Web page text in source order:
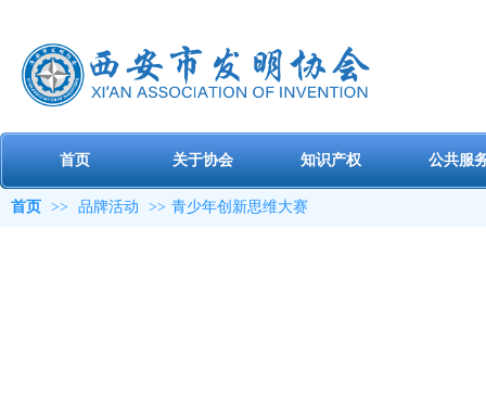
首页 关于协会 知识产权 公共服
首页 >> 品牌活动 >> 青少年创新思维大赛